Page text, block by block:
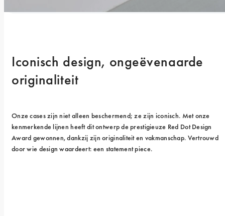
Iconisch design, ongeëvenaarde
originaliteit
Onze cases zijn niet alleen beschermend; ze zijn iconisch. Met onze
kenmerkende lijnen heeft dit ontwerp de prestigieuze Red Dot Design
Award gewonnen, dankzij zijn originaliteit en vakmanschap. Vertrouwd
door wie design waardeert: een statement piece.